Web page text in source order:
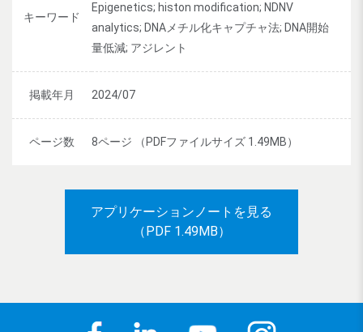
キーワード
Epigenetics; histon modification; NDNV
analytics; DNAメチル化キャプチャ法; DNA開始
量低減; アジレント
掲載年月 2024/07
ページ数 8ページ （PDFファイルサイズ 1.49MB）
アプリケーションノートを見る
（PDF 1.49MB）